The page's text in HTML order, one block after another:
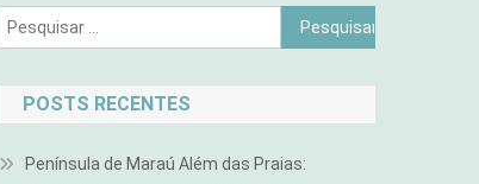
Pesquisar
por:
POSTS RECENTES
Península de Maraú Além das Praias: